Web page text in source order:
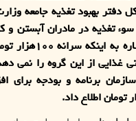
دفتر بهبود تغذیه جامعه
تغذیه در مادران آبستن و
پنج سال کشور و با اشاره
غذایی از این گروه را نمی
برنامه و بودجه برای